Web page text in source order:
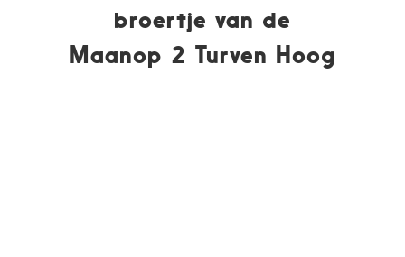
broertje van de
Maanop 2 Turven Hoog